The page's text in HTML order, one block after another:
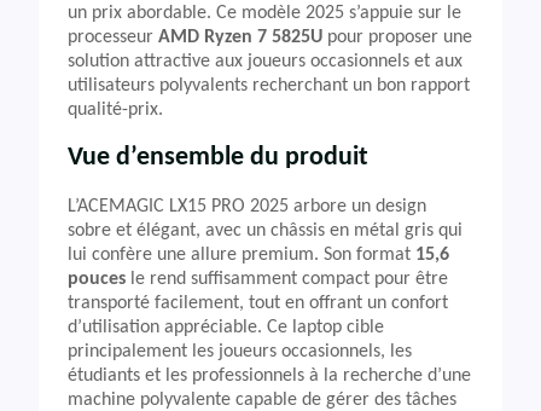
un prix abordable. Ce modèle 2025 s’appuie sur le
processeur AMD Ryzen 7 5825U pour proposer une
solution attractive aux joueurs occasionnels et aux
utilisateurs polyvalents recherchant un bon rapport
qualité-prix.
Vue d’ensemble du produit
L’ACEMAGIC LX15 PRO 2025 arbore un design
sobre et élégant, avec un châssis en métal gris qui
lui confère une allure premium. Son format 15,6
pouces le rend suffisamment compact pour être
transporté facilement, tout en offrant un confort
d’utilisation appréciable. Ce laptop cible
principalement les joueurs occasionnels, les
étudiants et les professionnels à la recherche d’une
machine polyvalente capable de gérer des tâches